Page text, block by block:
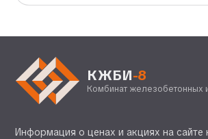
КЖБИ-8
Комбинат железобетонных
Информация о ценах и акциях на сайте